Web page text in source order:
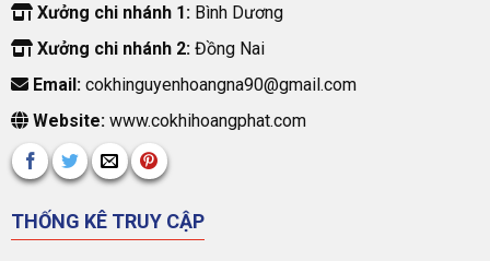
Xưởng chi nhánh 1:Bình Dương
Xưởng chi nhánh 2:Đồng Nai
Email:cokhinguyenhoangna90@gmail.com
Website:www.cokhihoangphat.com
THỐNG KÊ TRUY CẬP